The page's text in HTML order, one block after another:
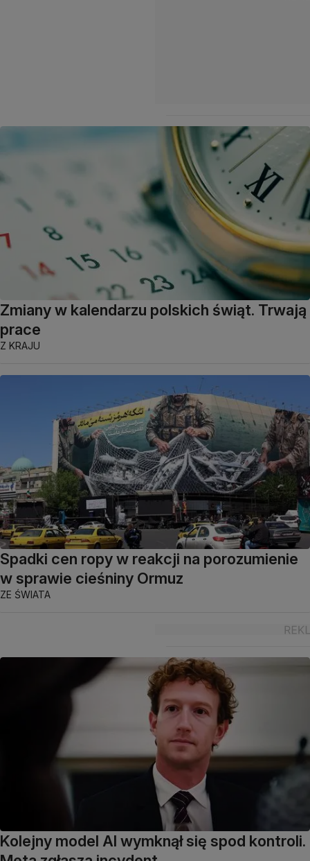
Zmiany w kalendarzu polskich świąt. Trwają
prace
Z KRAJU
Spadki cen ropy w reakcji na porozumienie
w sprawie cieśniny Ormuz
ZE ŚWIATA
Kolejny model AI wymknął się spod kontroli.